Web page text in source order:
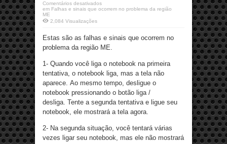
Comentários desativados
em Falhas e sinais que ocorrem no problema da região
ME
2,084 Visualizações
Estas são as falhas e sinais que ocorrem no
problema da região ME.
1- Quando você liga o notebook na primeira
tentativa, o notebook liga, mas a tela não
aparece. Ao mesmo tempo, desligue o
notebook pressionando o botão liga /
desliga. Tente a segunda tentativa e ligue seu
notebook, ele mostrará a tela agora.
2- Na segunda situação, você tentará várias
vezes ligar seu notebook, mas ele não mostrará